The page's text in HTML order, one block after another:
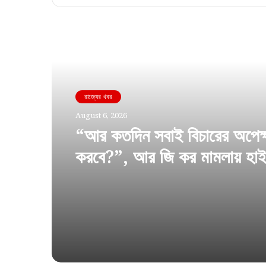
রাজ্যের খবর
August 6, 2026
“আর কতদিন সবাই বিচারের
করবে?”, আর জি কর মামলায়